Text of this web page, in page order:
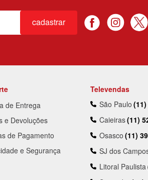
cadastrar
de Entrega
e Devoluções
de Pagamento
e Segurança
Televendas
São Paulo
Caieiras(11)
Osasco (11)
SJ dos
Litoral Paulista